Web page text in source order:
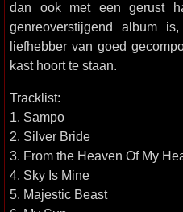
dan ook met een gerust
genreoverstijgend album
liefhebber van goed
kast hoort te staan.
Tracklist:
1. Sampo
2. Silver Bride
3. From the Heaven Of My
4. Sky Is Mine
5. Majestic Beast